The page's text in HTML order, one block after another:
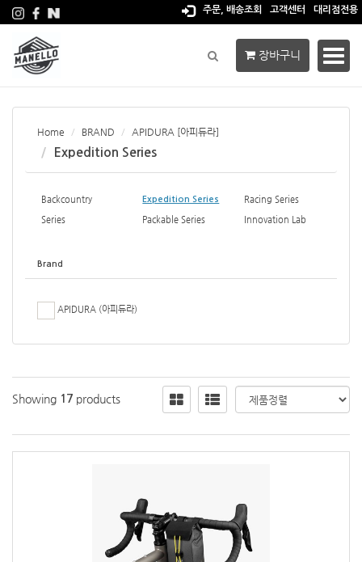
주문, 배송조회 고객센터 대리점전용
장바구니
Home BRAND APIDURA [아피듀라]
Expedition Series
Backcountry
Series
Expedition Series
Racing Series
Packable Series
Innovation Lab
Brand
APIDURA (아피듀라)
Showing 17 products